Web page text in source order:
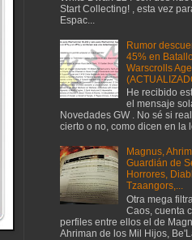
Start Collecting! , esta vez
Espac...
Rumor
45% en
Warscrolls
He recibido
el mensaje
Novedades GW . No sé si
cierto o no, como dicen en la
Magnus,
Guardián de
Horrores,
Tzaangors,...
Otra mega
Caos, cuenta
perfiles entre ellos el de
Ahriman de los Mil Hijos,